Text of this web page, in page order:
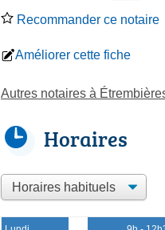
Recommander ce notaire
Améliorer cette fiche
Autres notaires à
Horaires